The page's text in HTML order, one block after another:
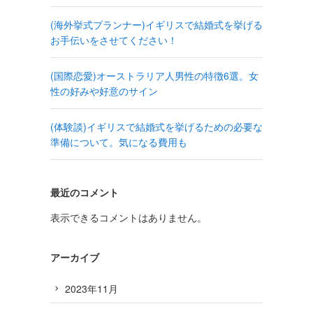
(海外挙式プランナー)イギリスで結婚式を挙げる
お手伝いをさせてください！
(国際恋愛)オーストラリア人男性の特徴6選。女
性の好みや好意のサイン
(体験談)イギリスで結婚式を挙げるための必要な
準備について。気になる費用も
最近のコメント
表示できるコメントはありません。
アーカイブ
2023年11月